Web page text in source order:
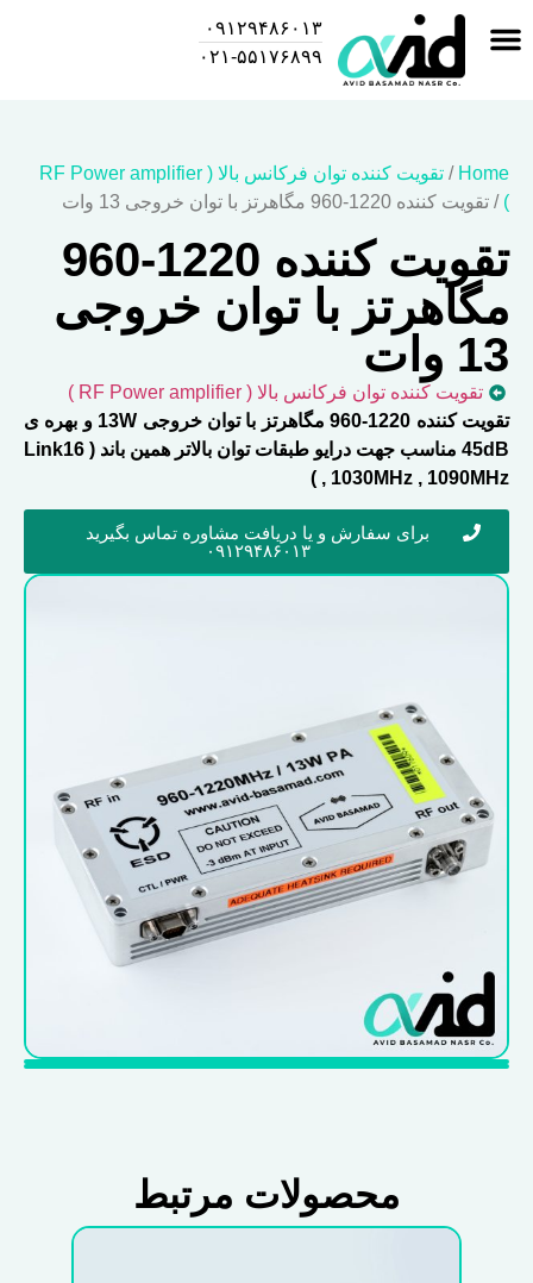
۰۹۱۲۹۴۸۶۰۱۳
۰۲۱-۵۵۱۷۶۸۹۹
Home
/
تقویت کننده توان فرکانس بالا ( RF Power amplifier
) / تقویت کننده 1220-960 مگاهرتز با توان خروجی 13 وات
تقویت کننده 1220-960
مگاهرتز با توان خروجی
13 وات
تقویت کننده توان فرکانس بالا ( RF Power amplifier )
تقویت کننده 1220-960 مگاهرتز با توان خروجی 13W و بهره ی
45dB مناسب جهت درایو طبقات توان بالاتر همین باند ( Link16
, 1030MHz , 1090MHz )
برای سفارش و یا دریافت مشاوره تماس بگیرید
۰۹۱۲۹۴۸۶۰۱۳
محصولات مرتبط